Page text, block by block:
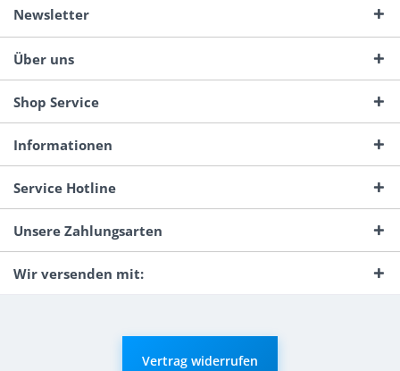
Newsletter
Über uns
Shop Service
Informationen
Service Hotline
Unsere Zahlungsarten
Wir versenden mit:
Vertrag widerrufen